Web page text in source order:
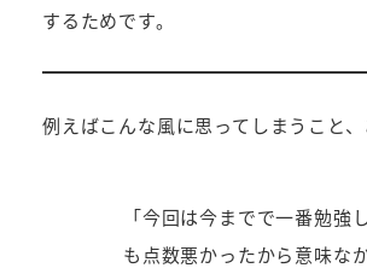
するためです。
例えばこんな風に思ってしまうこと
「今回は今までで一番勉強
も点数悪かったから意味な